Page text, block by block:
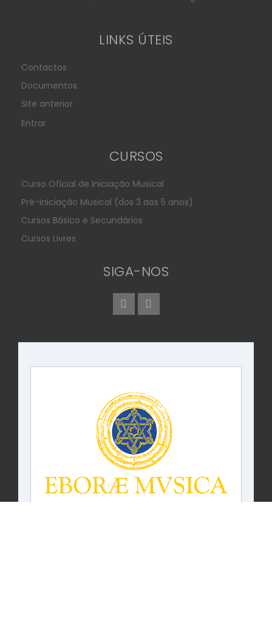
LINKS ÚTEIS
Contactos
Documentos
Site anterior
Entrar
CURSOS
Curso Oficial de Iniciação Musical
Pré-iniciação Musical (dos 3 aos 5 anos)
Cursos Básico e Secundários
Cursos Livres
SIGA-NOS